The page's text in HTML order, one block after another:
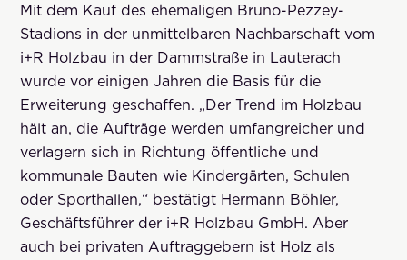
Mit dem Kauf des ehemaligen Bruno-Pezzey-
Stadions in der unmittelbaren Nachbarschaft vom
i+R Holzbau in der Dammstraße in Lauterach
wurde vor einigen Jahren die Basis für die
Erweiterung geschaffen. „Der Trend im Holzbau
hält an, die Aufträge werden umfangreicher und
verlagern sich in Richtung öffentliche und
kommunale Bauten wie Kindergärten, Schulen
oder Sporthallen,“ bestätigt Hermann Böhler,
Geschäftsführer der i+R Holzbau GmbH. Aber
auch bei privaten Auftraggebern ist Holz als